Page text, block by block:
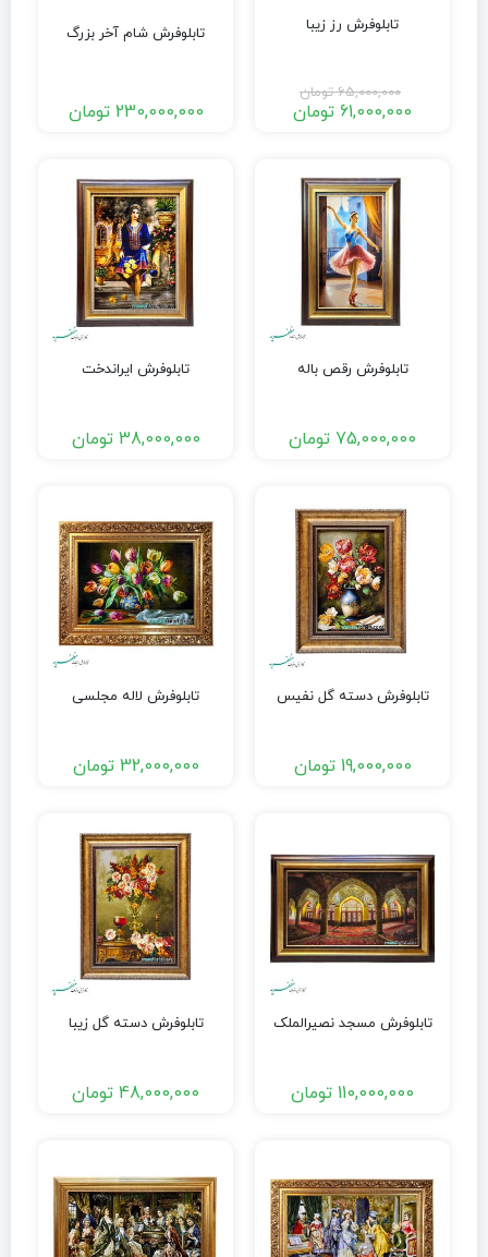
تابلوفرش رز زیبا
65,000,000 تومان
61,000,000 تومان
تابلوفرش شام آخر بزرگ
230,000,000 تومان
تابلوفرش رقص باله
75,000,000 تومان
تابلوفرش ایراندخت
38,000,000 تومان
تابلوفرش دسته گل نفیس
19,000,000 تومان
تابلوفرش لاله مجلسی
32,000,000 تومان
تابلوفرش مسجد نصیرالملک
110,000,000 تومان
تابلوفرش دسته گل زیبا
48,000,000 تومان